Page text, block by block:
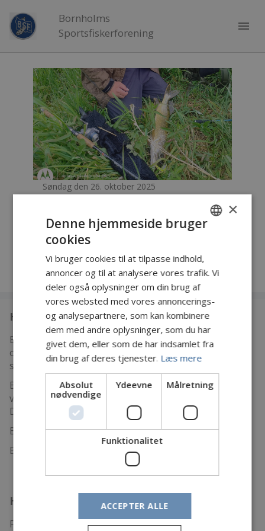
Bornholms
Sportsfiskerforening
menu
Søndag den 26. oktober 2025
Geddetur til Almindingens
moser (1)
Hvem er vi
Bornholms Sportsfiskerforening blev stiftet 16.
oktober 1947 og er øens ældste og største
sportsfiskerforening.
B.S.F. er tilknyttet Danmarks Sportsfiskerforbund som
varetager de overordnede lystfiskerinteresser i
Danmark.
B.S.F. har til huse på Nørrekås
Bådehavnsvej 9, 3700 Rønne.
Hurtig adgang
Forside
ENGLISH
×
Denne hjemmeside bruger
cookies
Vi bruger cookies til at tilpasse indhold,
annoncer og til at analysere vores trafik. Vi
deler også oplysninger om din brug af
vores websted med vores annoncerings-
og analysepartnere, som kan kombinere
dem med andre oplysninger, som du har
givet dem, eller som de har indsamlet fra
din brug af deres tjenester. Læs mere
Absolut
nødvendige
Ydeevne Målretning
Funktionalitet
ACCEPTER ALLE